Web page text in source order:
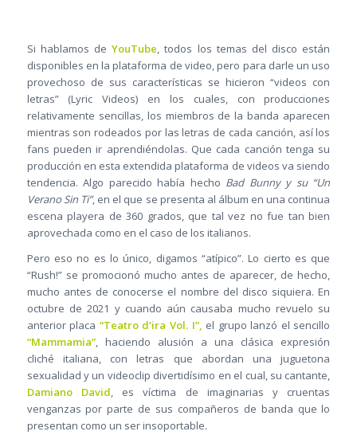
Si hablamos deYouTube, todos los temas del disco están
disponibles en la plataforma de video, pero para darle un uso
provechoso de sus características se hicieron “videos con
letras” (Lyric Videos) en los cuales, con producciones
relativamente sencillas, los miembros de la banda aparecen
mientras son rodeados por las letras de cada canción, así los
fans pueden ir aprendiéndolas. Que cada canción tenga su
producción en esta extendida plataforma de videos va siendo
tendencia. Algo parecido había hecho Bad Bunny y su “Un
Verano Sin Ti”, en el que se presenta al álbum en una continua
escena playera de 360 grados, que tal vez no fue tan bien
aprovechada como en el caso de los italianos.
Pero eso no es lo único, digamos “atípico”. Lo cierto es que
“Rush!” se promocionó mucho antes de aparecer, de hecho,
mucho antes de conocerse el nombre del disco siquiera. En
octubre de 2021 y cuando aún causaba mucho revuelo su
anterior placa “Teatro d’ira Vol. I”, el grupo lanzó el sencillo
“Mammamia”, haciendo alusión a una clásica expresión
cliché italiana, con letras que abordan una juguetona
sexualidad y un videoclip divertidísimo en el cual, su cantante,
Damiano David, es víctima de imaginarias y cruentas
venganzas por parte de sus compañeros de banda que lo
presentan como un ser insoportable.